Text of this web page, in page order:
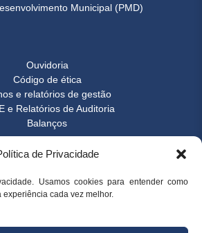
de Privacidade
Usamos cookies para entender como
cada vez melhor.
Municipal (PMD)
Ouvidoria
Código de ética
e relatórios de gestão
e Relatórios de Auditoria
Balanços